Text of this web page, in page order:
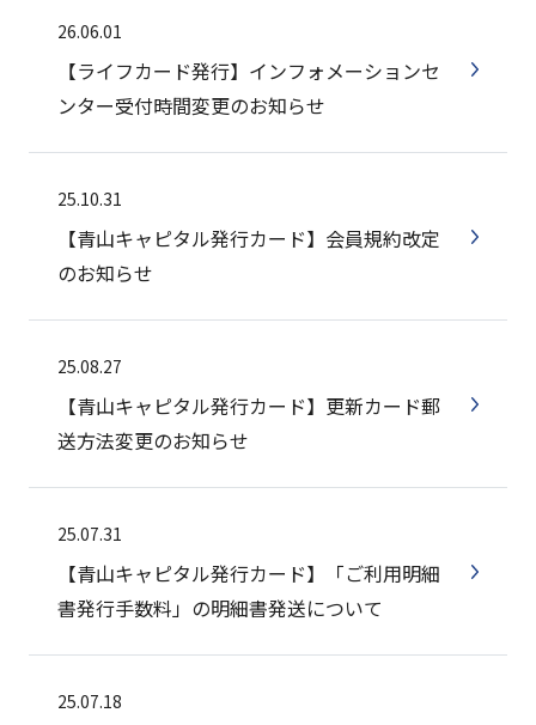
26.06.01
【ライフカード発行】インフォメーションセ
ンター受付時間変更のお知らせ
25.10.31
【青山キャピタル発行カード】会員規約改定
のお知らせ
25.08.27
【青山キャピタル発行カード】更新カード郵
送方法変更のお知らせ
25.07.31
【青山キャピタル発行カード】「ご利用明細
書発行手数料」の明細書発送について
25.07.18